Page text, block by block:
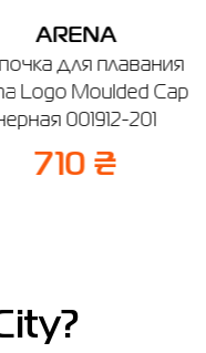
ARENA
для плавания
Logo Moulded Cap
001912-201
710 ₴